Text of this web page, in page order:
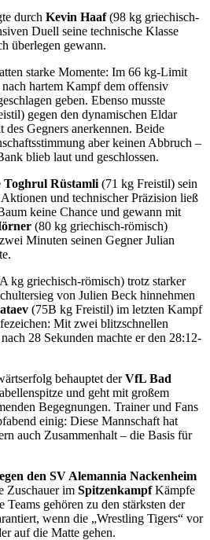
durch Kevin Haaf(98 kg griechisch-
Duell seine technische Klasse
überlegen gewann.
starke Momente: Im 66 kg-Limit
nach hartem Kampf dem offensiv
geben. Ebenso musste
gegen den dynamischen Eldar
des Gegners anerkennen. Beide
aber keinen Abbruch –
blieb laut und geschlossen.
Toghrul Rüstamli (71 kg Freistil) sein
und technischer Präzision ließ
keine Chance und gewann mit
(80 kg griechisch-römisch)
Minuten seinen Gegner Julian
kg griechisch-römisch) trotz starker
von Julien Beck hinnehmen
(75B kg Freistil) im letzten Kampf
Mit zwei blitzschnellen
28 Sekunden machte er den 28:12-
behauptet derVfL Bad
und geht mit großem
Begegnungen. Trainer und Fans
einig: Diese Mannschaft hat
auch Zusammenhalt – die Basis für
den SV Alemannia Nackenheim
Zuschauer im SpitzenkampfKämpfe
gehören zu den stärksten der
wenn die „Wrestling Tigers“ vor
auf die Matte gehen.